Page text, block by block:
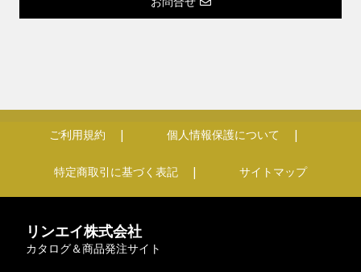
ご利用規約 個人情報保護について
特定商取引に基づく表記 サイトマップ
リンエイ株式会社
カタログ＆商品発注サイト